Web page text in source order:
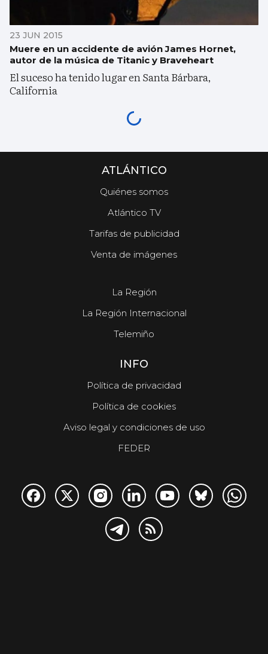
23 JUN 2015
Muere en un accidente de avión James Hornet,
autor de la música de Titanic y Braveheart
El suceso ha tenido lugar en Santa Bárbara,
California
ATLÁNTICO
Quiénes somos
Atlántico TV
Tarifas de publicidad
Venta de imágenes
La Región
La Región Internacional
Telemiño
INFO
Política de privacidad
Política de cookies
Aviso legal y condiciones de uso
FEDER